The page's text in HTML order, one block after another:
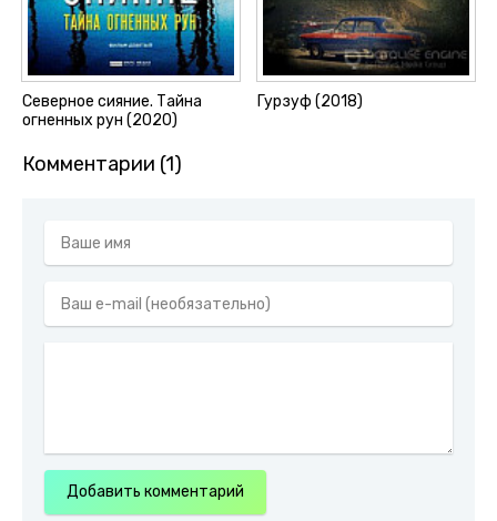
Северное сияние. Тайна
огненных рун (2020)
Гурзуф (2018)
Комментарии (1)
Добавить комментарий